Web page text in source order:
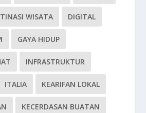
WISATA DIGITAL
GAYA HIDUP
INFRASTRUKTUR
ITALIA KEARIFAN LOKAL
KECERDASAN BUATAN